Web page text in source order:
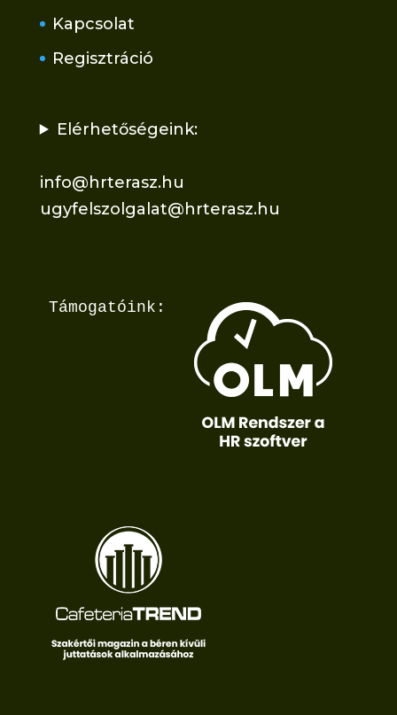
Kapcsolat
Regisztráció
Elérhetőségeink:
info@hrterasz.hu
ugyfelszolgalat@hrterasz.hu
Támogatóink: